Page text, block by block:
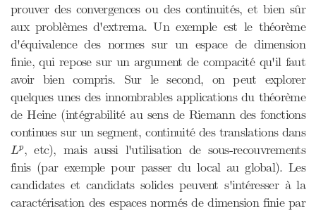
prouver des convergences ou des continuités, et bien sûr
aux problèmes d'extrema. Un exemple est le théorème
d'équivalence des normes sur un espace de dimension
finie, qui repose sur un argument de compacité qu'il faut
avoir bien compris. Sur le second, on peut explorer
quelques unes des innombrables applications du théorème
de Heine (intégrabilité au sens de Riemann des fonctions
continues sur un segment, continuité des translations dans
Lp
Lp, etc), mais aussi l'utilisation de sous-recouvrements
finis (par exemple pour passer du local au global). Les
candidates et candidats solides peuvent s'intéresser à la
caractérisation des espaces normés de dimension finie par